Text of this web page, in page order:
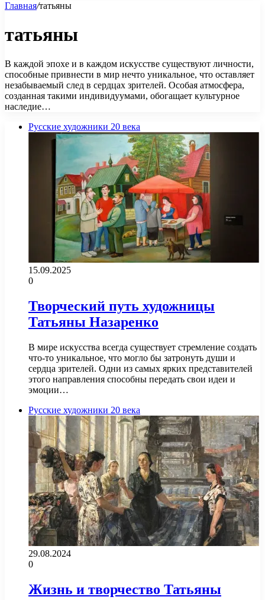
Главная/татьяны
татьяны
В каждой эпохе и в каждом искусстве существуют личности,
способные привнести в мир нечто уникальное, что оставляет
незабываемый след в сердцах зрителей. Особая атмосфера,
созданная такими индивидуумами, обогащает культурное
наследие…
Русские художники 20 века
15.09.2025
0
Творческий путь художницы
Татьяны Назаренко
В мире искусства всегда существует стремление создать
что-то уникальное, что могло бы затронуть души и
сердца зрителей. Одни из самых ярких представителей
этого направления способны передать свои идеи и
эмоции…
Русские художники 20 века
29.08.2024
0
Жизнь и творчество Татьяны